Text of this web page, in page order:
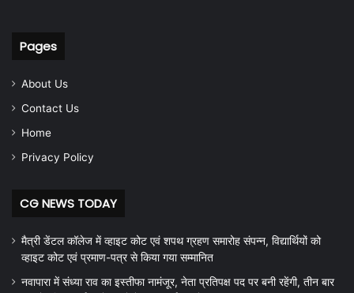
Pages
About Us
Contact Us
Home
Privacy Policy
CG NEWS TODAY
मैत्री डेंटल कॉलेज में व्हाइट कोट एवं शपथ ग्रहण समारोह संपन्न, विद्यार्थियों को
व्हाइट कोट एवं प्रमाण-पत्र से किया गया सम्मानित
नवापारा में संध्या राव का इस्तीफा नामंजूर, नेता प्रतिपक्ष पद पर बनी रहेंगी, तीन बार